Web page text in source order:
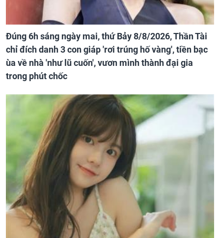
Đúng 6h sáng ngày mai, thứ Bảy 8/8/2026, Thần Tài
chỉ đích danh 3 con giáp 'rơi trúng hố vàng', tiền bạc
ùa về nhà 'như lũ cuốn', vươn mình thành đại gia
trong phút chốc